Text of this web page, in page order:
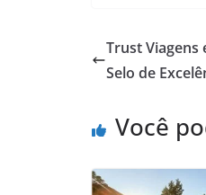
Trust Viagens
Selo de
Você